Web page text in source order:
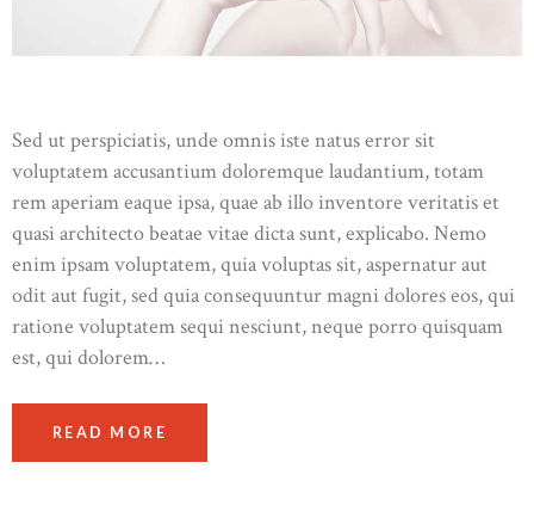
Sed ut perspiciatis, unde omnis iste natus error sit
voluptatem accusantium doloremque laudantium, totam
rem aperiam eaque ipsa, quae ab illo inventore veritatis et
quasi architecto beatae vitae dicta sunt, explicabo. Nemo
enim ipsam voluptatem, quia voluptas sit, aspernatur aut
odit aut fugit, sed quia consequuntur magni dolores eos, qui
ratione voluptatem sequi nesciunt, neque porro quisquam
est, qui dolorem…
READ MORE